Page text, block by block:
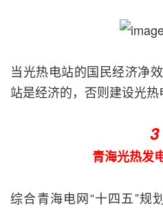
当光热电站的国民经济净
站是经济的，否则建设光热
3
青海光热发
综合青海电网“十四五”规